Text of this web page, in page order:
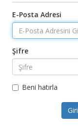
E-Posta Adresi
Şifre
Beni hatırla